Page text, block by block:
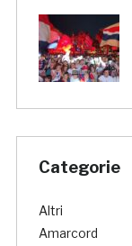
Categorie
Altri
Amarcord